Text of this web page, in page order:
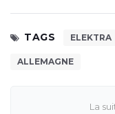
TAGS ELEKTRA
ALLEMAGNE